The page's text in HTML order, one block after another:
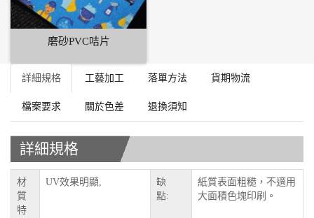
磨砂PVC咭片
詳細規格 工藝加工 落單方法 貨期物流
檔案要求 關於色差 退換須知
詳細規格
材
質
特
UV效果明顯,
缺
點:
紙質表面粗糙，不適用
大面積色塊印刷。